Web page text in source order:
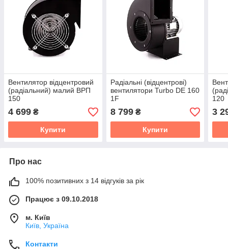
Вентилятор відцентровий
(радіальний) малий ВРП
150
4 699 ₴
Купити
Радіальні (відцентрові)
вентилятори Turbo DE 160
1F
8 799₴
Купити
120
3
Про нас
100% позитивних з 14 відгуків за рік
Працює з 09.10.2018
м. Київ
Київ, Україна
Контакти